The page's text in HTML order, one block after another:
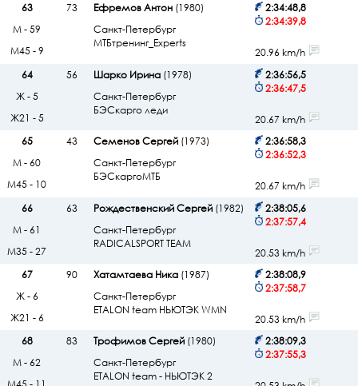
63
73 Ефремов Антон(1980)
Санкт-Петербург
МТБтренинг_Experts
2:34:48,8
2:34:39,8
М - 59
М45 - 9
20.96 km/h
64
56 Шарко Ирина(1978)
Санкт-Петербург
БЭСкарго леди
2:36:56,5
2:36:47,5
Ж - 5
Ж21 - 5
20.67 km/h
65
43 Семенов Сергей(1973)
Санкт-Петербург
БЭСкаргоМТБ
2:36:58,3
2:36:52,3
М - 60
М45 - 10
20.67 km/h
66
63 Рождественский Сергей(1982)
Санкт-Петербург
RADICALSPORT TEAM
2:38:05,6
2:37:57,4
М - 61
М35 - 27
20.53 km/h
67
90 Хатамтаева Ника(1987)
Санкт-Петербург
ETALON team НЬЮТЭК WMN
2:38:08,9
2:37:58,7
Ж - 6
Ж21 - 6
20.53 km/h
68
83 Трофимов Сергей(1980)
Санкт-Петербург
ETALON team - НЬЮТЭК 2
2:38:09,3
2:37:55,3
М - 62